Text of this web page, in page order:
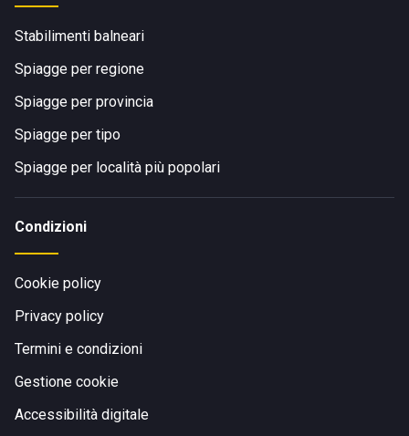
Stabilimenti balneari
Spiagge per regione
Spiagge per provincia
Spiagge per tipo
Spiagge per località più popolari
Condizioni
Cookie policy
Privacy policy
Termini e condizioni
Gestione cookie
Accessibilità digitale